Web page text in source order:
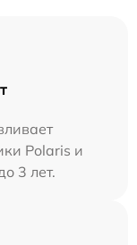
Polaris и
3 лет.